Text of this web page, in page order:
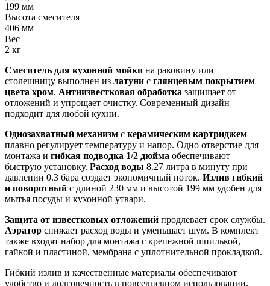
199 мм
Высота смесителя
406 мм
Вес
2 кг
Смеситель для кухонной мойки на раковину или
столешницу выполнен из латуни с глянцевым покрытием
цвета хром. Антиизвестковая обработка защищает от
отложений и упрощает очистку. Современный дизайн
подходит для любой кухни.
Однозахватный механизм с керамическим картриджем
плавно регулирует температуру и напор. Одно отверстие для
монтажа и гибкая подводка 1/2 дюйма обеспечивают
быструю установку. Расход воды 8.27 литра в минуту при
давлении 0.3 бара создает экономичный поток. Излив гибкий
и поворотный с длиной 230 мм и высотой 199 мм удобен для
мытья посуды и кухонной утвари.
Защита от известковых отложений продлевает срок службы.
Аэратор снижает расход воды и уменьшает шум. В комплект
также входят набор для монтажа с крепежной шпилькой,
гайкой и пластиной, мембрана с уплотнительной прокладкой.
Гибкий излив и качественные материалы обеспечивают
удобство и долговечность в повседневном использовании.